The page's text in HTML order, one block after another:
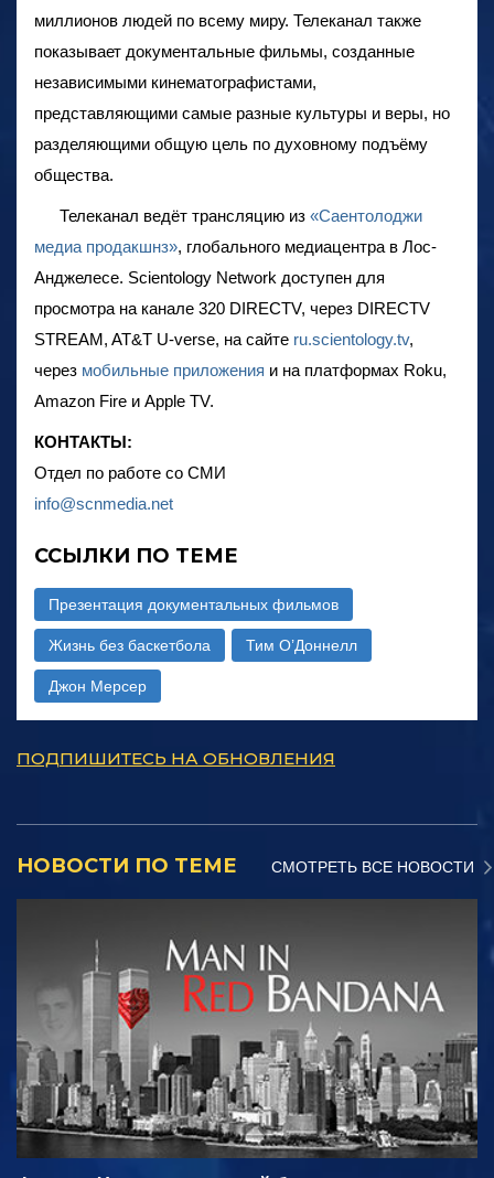
миллионов людей по всему миру. Телеканал также
показывает документальные фильмы, созданные
независимыми кинематографистами,
представляющими самые разные культуры и веры, но
разделяющими общую цель по духовному подъёму
общества.
Телеканал ведёт трансляцию из «Саентолоджи
медиа продакшнз», глобального медиацентра в Лос-
Анджелесе. Scientology Network доступен для
просмотра на канале 320 DIRECTV, через DIRECTV
STREAM, AT&T U-verse, на сайте ru.scientology.tv,
через мобильные приложения и на платформах Roku,
Amazon Fire и Apple TV.
КОНТАКТЫ:
Отдел по работе со СМИ
info@scnmedia.net
ССЫЛКИ ПО ТЕМЕ
Презентация документальных фильмов
Жизнь без баскетбола Тим O’Доннелл
Джон Мерсер
ПОДПИШИТЕСЬ НА ОБНОВЛЕНИЯ
НОВОСТИ ПО ТЕМЕ СМОТРЕТЬ ВСЕ НОВОСТИ